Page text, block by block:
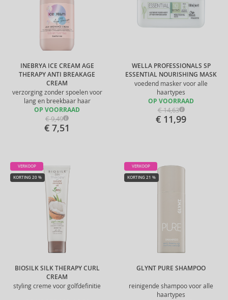
INEBRYA ICE CREAM AGE
THERAPY ANTI BREAKAGE
CREAM
verzorging zonder spoelen voor
lang en breekbaar haar
OP VOORRAAD
€ 9,49
€ 7,51
WELLA PROFESSIONALS SP
ESSENTIAL NOURISHING MASK
voedend masker voor alle
haartypes
OP VOORRAAD
€ 14,63
€ 11,99
BIOSILK SILK THERAPY CURL
CREAM
styling creme voor golfdefinitie
VERKOOP
KORTING 20 %
GLYNT PURE SHAMPOO
reinigende shampoo voor alle
haartypes
VERKOOP
KORTING 21 %